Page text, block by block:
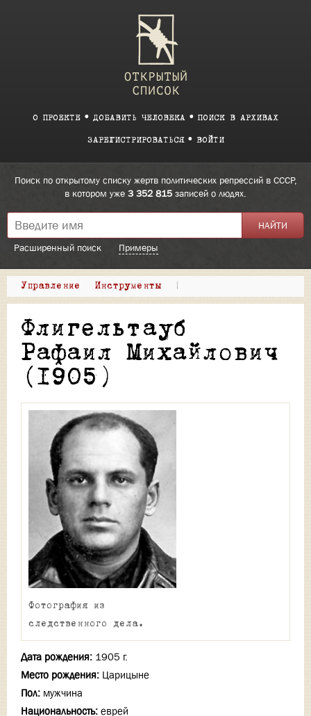
О ПРОЕКТЕ ДОБАВИТЬ ЧЕЛОВЕКА ПОИСК В АРХИВАХ
ЗАРЕГИСТРИРОВАТЬСЯ ВОЙТИ
Поиск по открытому списку жертв политических репрессий в СССР,
в котором уже 3 352 815 записей о людях.
Расширенный поиск Примеры
Управление Инструменты |
Флигельтауб
Рафаил Михайлович
(1905)
Фотография из
следственного дела.
Дата рождения: 1905 г.
Место рождения: Царицыне
Пол: мужчина
Национальность: еврей